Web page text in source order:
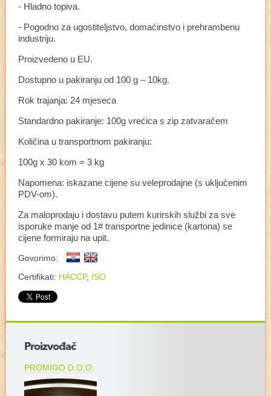
- Hladno topiva.
- Pogodno za ugostiteljstvo, domaćinstvo i prehrambenu
industriju.
Proizvedeno u EU.
Dostupno u pakiranju od 100 g – 10kg.
Rok trajanja: 24 mjeseca
Standardno pakiranje: 100g vrećica s zip zatvaračem
Količina u transportnom pakiranju:
100g x 30 kom = 3 kg
Napomena: iskazane cijene su veleprodajne (s uključenim
PDV-om).
Za maloprodaju i dostavu putem kurirskih službi za sve
isporuke manje od 1# transportne jedinice (kartona) se
cijene formiraju na upit.
Govorimo:
Certifikati: HACCP, ISO
+
Proizvođač
PROMIGO D.O.O.